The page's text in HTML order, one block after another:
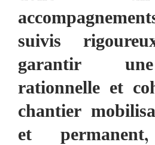
suivis
garantir
rationnelle et
chantier
et